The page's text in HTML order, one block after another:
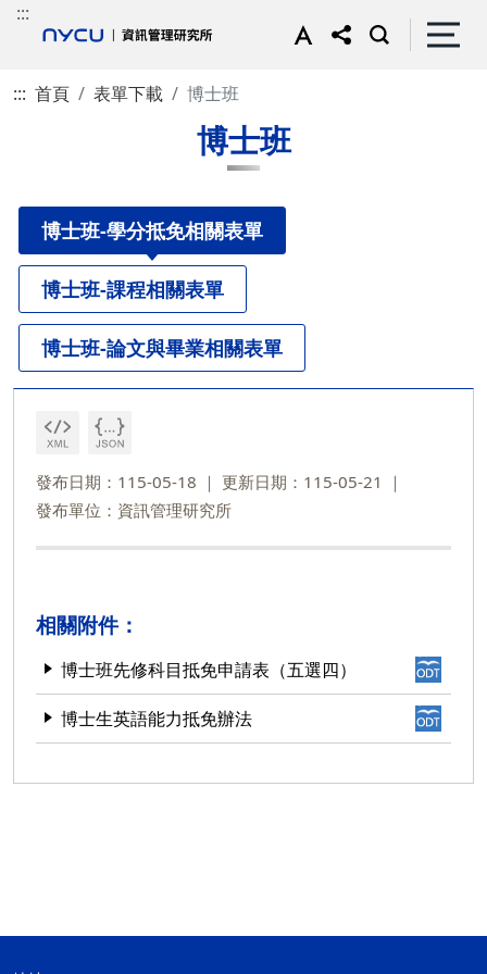
:::
::: 首頁 表單下載 博士班
博士班
博士班-學分抵免相關表單
博士班-課程相關表單
博士班-論文與畢業相關表單
發布日期：115-05-18
更新日期：115-05-21
發布單位：資訊管理研究所
相關附件：
博士班先修科目抵免申請表（五選四）
博士生英語能力抵免辦法